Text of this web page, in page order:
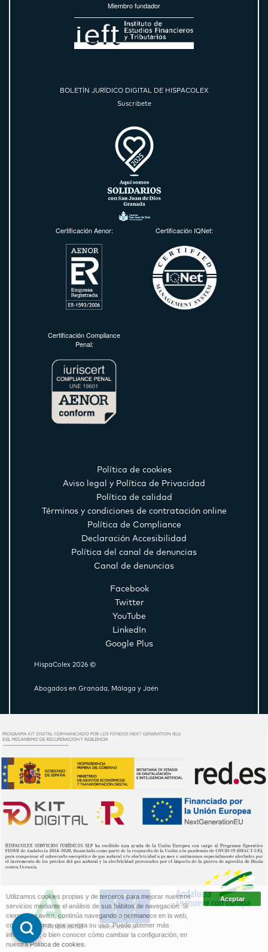
Miembro fundador
BOLETÍN JURÍDICO DIGITAL DE HISPACOLEX
Suscríbete
Certificación Aenor: Certificación IQNet:
Certificación Compliance
Penal:
Política de cookies
Aviso legal y Política de Privacidad
Política de calidad
Términos y condiciones de contratación online
Política de Compliance
Declaración Accesibilidad
Política del canal de denuncias
Canal de denuncias
Facebook
Twitter
YouTube
LinkedIn
Google Plus
HispaColex 2026 ©
Abogados en Granada, Málaga y Jaén
Utilizamos cookies propias y de terceros para mejorar nuestros
servicios mediante el análisis de sus hábitos de navegación. Si
cierra este aviso, continúa navegando o permanece en la web,
consideraremos que acepta su uso. Puede obtener más
información, o bien conocer cómo cambiar la configuración, en
nuestraPolítica de cookies